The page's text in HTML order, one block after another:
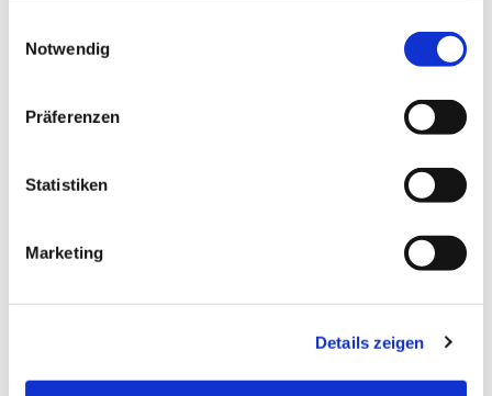
Notwendig
Präferenzen
Statistiken
Marketing
Details zeigen
Dies könnte Sie auch interessieren